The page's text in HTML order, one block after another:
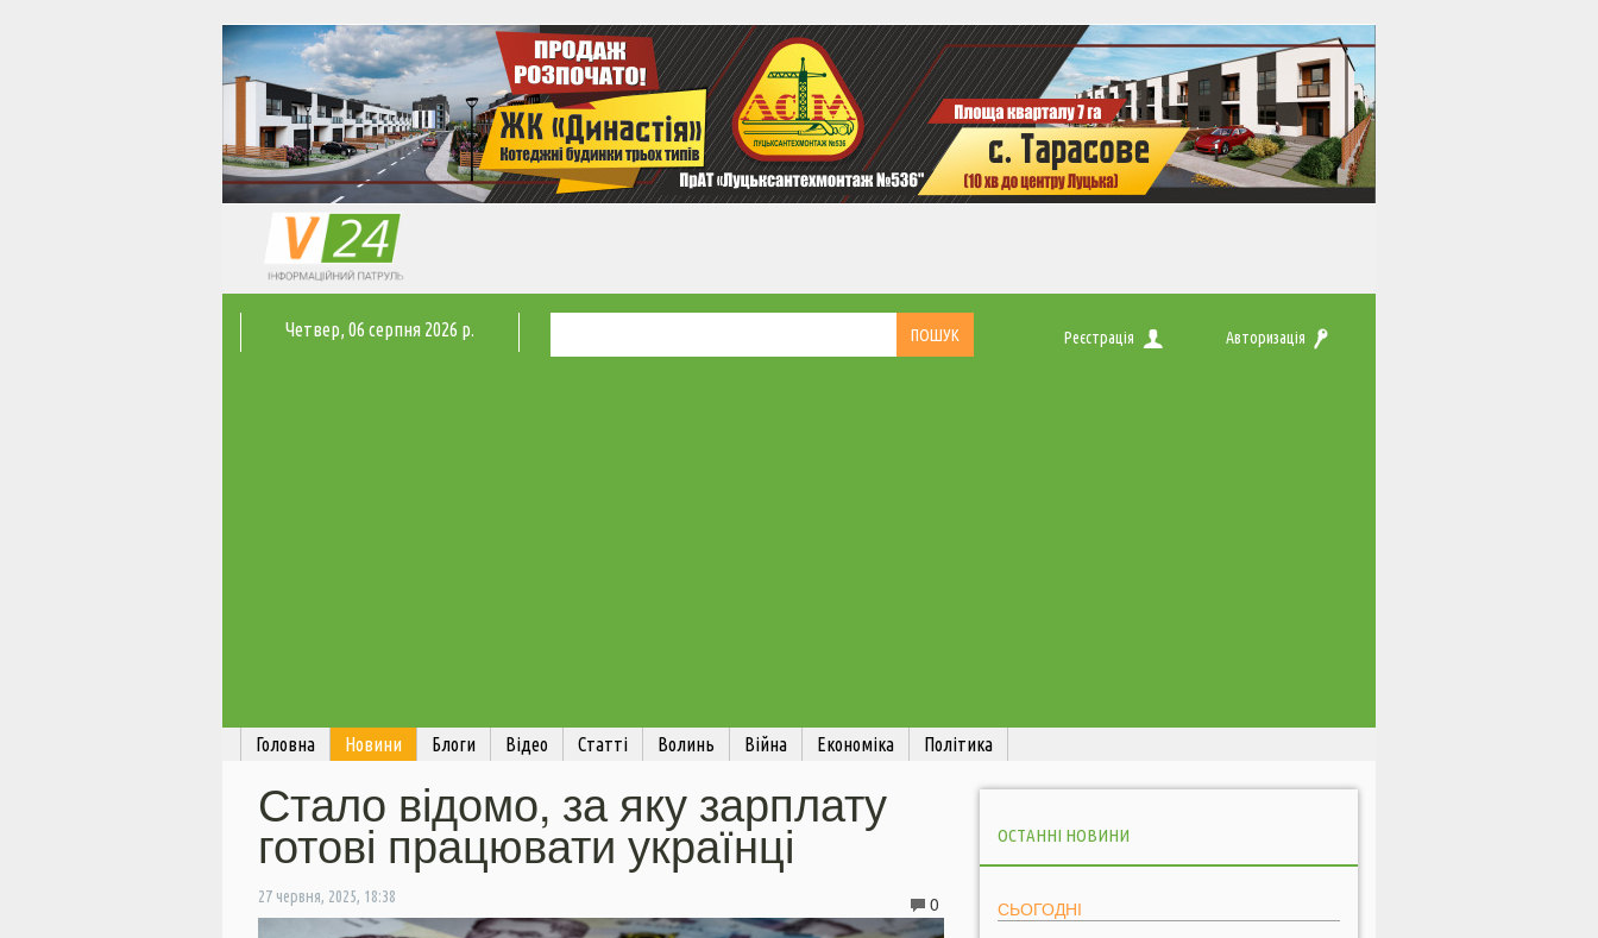
Четвер, 06 серпня 2026 р. Реєстрація Авторизація
Головна Новини Блоги Відео Статті Волинь Війна Економіка Політика
Стало відомо, за яку зарплату
готові працювати українці
27 червня, 2025, 18:38 0
ОСТАННІ НОВИНИ
СЬОГОДНІ